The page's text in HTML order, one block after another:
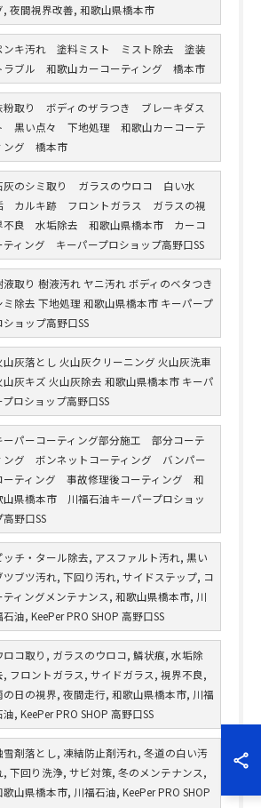
, 夜間視界改善, 和歌山県橋本市
ンキ汚れ 塗料ミスト ミスト除去 塗装
ラブル 和歌山カーコーティング 橋本市
粉取り ボディのザラつき ブレーキダス
黒い点々 下地処理 和歌山カーコーテ
ング 橋本市
灰のシミ取り ガラスのウロコ 白い水
カルキ跡 フロントガラス ガラスの視
不良 水垢除去 和歌山県橋本市 カーコ
ティング キーパープロショップ高野口SS
液取り 樹液汚れ ヤニ汚れ ボディのベタつき
ミ除去 下地処理 和歌山県橋本市 キーパープ
ショップ高野口SS
山灰落とし 火山灰クリーニング 火山灰洗車
山灰キズ 火山灰除去 和歌山県橋本市 キーパ
プロショップ高野口SS
ーパーコーティング部分施工 部分コーテ
ング ボンネットコーティング バンパー
ーティング 事故修理後コーティング 和
山県橋本市 川福石油キーパープロショッ
高野口SS
ッチ・タール除去, アスファルト汚れ, 黒い
ツブツ汚れ, 下回り汚れ, サイドステップ, コ
ティングメンテナンス, 和歌山県橋本市, 川
石油, KeePer PRO SHOP 高野口SS
ロコ取り, ガラスのウロコ, 鱗状痕, 水垢除
, フロントガラス, サイドガラス, 視界不良,
の日の視界, 夜間走行, 和歌山県橋本市, 川福
油, KeePer PRO SHOP 高野口SS
雪剤落とし, 凍結防止剤汚れ, 冬道の白い汚
, 下回り洗浄, サビ対策, 冬のメンテナンス,
歌山県橋本市, 川福石油, KeePer PRO SHOP